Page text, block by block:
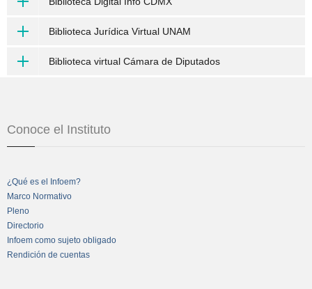
Biblioteca Jurídica Virtual UNAM
Biblioteca virtual Cámara de Diputados
Conoce el Instituto
¿Qué es el Infoem?
Marco Normativo
Pleno
Directorio
Infoem como sujeto obligado
Rendición de cuentas